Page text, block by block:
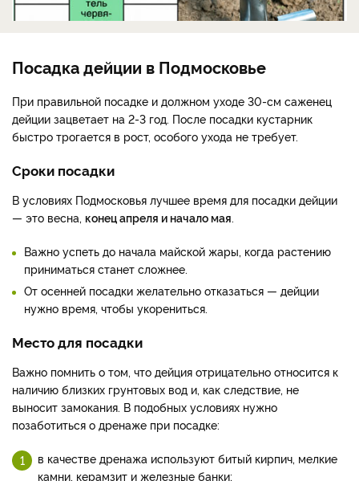
Посадка дейции в Подмосковье
При правильной посадке и должном уходе 30-см саженец
дейции зацветает на 2-3 год. После посадки кустарник
быстро трогается в рост, особого ухода не требует.
Сроки посадки
В условиях Подмосковья лучшее время для посадки дейции
— это весна, конец апреля и начало мая
Важно успеть до начала майской жары, когда растению
приниматься станет сложнее.
От осенней посадки желательно отказаться — дейции
нужно время, чтобы укорениться.
Место для посадки
Важно помнить о том, что дейция отрицательно относится к
наличию близких грунтовых вод и, как следствие, не
выносит замокания. В подобных условиях нужно
позаботиться о дренаже при посадке:
в качестве дренажа используют битый кирпич, мелкие
камни, керамзит и железные банки;